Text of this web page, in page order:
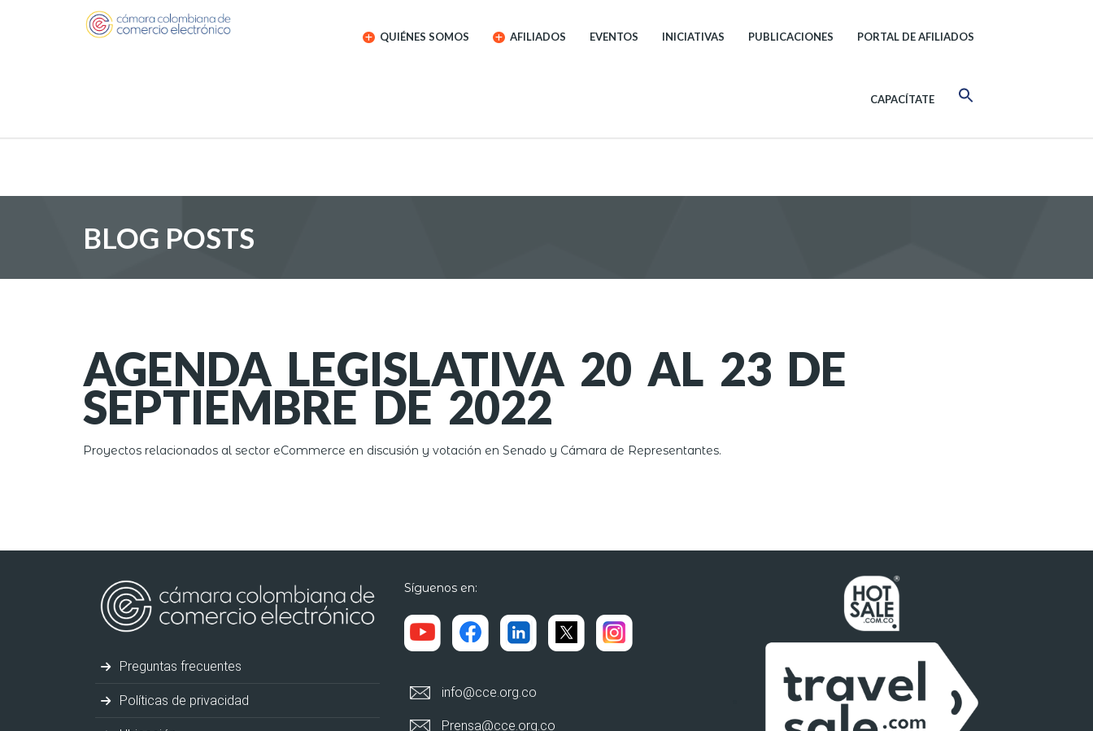
QUIÉNES SOMOS AFILIADOS EVENTOS INICIATIVAS PUBLICACIONES PORTAL DE AFILIADOS
CAPACÍTATE
BLOG POSTS
AGENDA LEGISLATIVA 20 AL 23 DE
SEPTIEMBRE DE 2022
Proyectos relacionados al sector eCommerce en discusión y votación en Senado y Cámara de Representantes.
Preguntas frecuentes
Políticas de privacidad
Síguenos en:
info@cce.org.co
Prensa@cce.org.co